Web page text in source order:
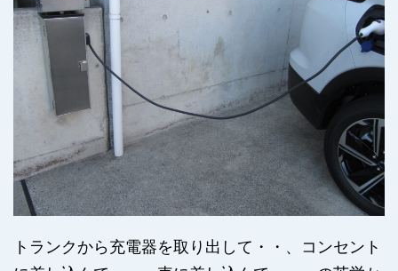
トランクから充電器を取り出して・・、コンセント